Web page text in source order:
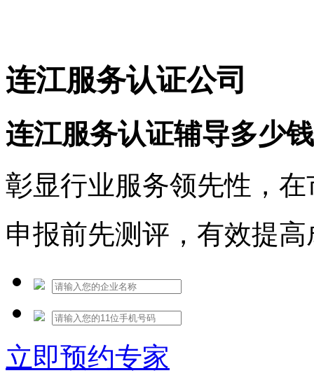
连江服务认证公司
连江服务认证辅导多少钱
彰显行业服务领先性，
申报前先测评，有效提
立即预约专家